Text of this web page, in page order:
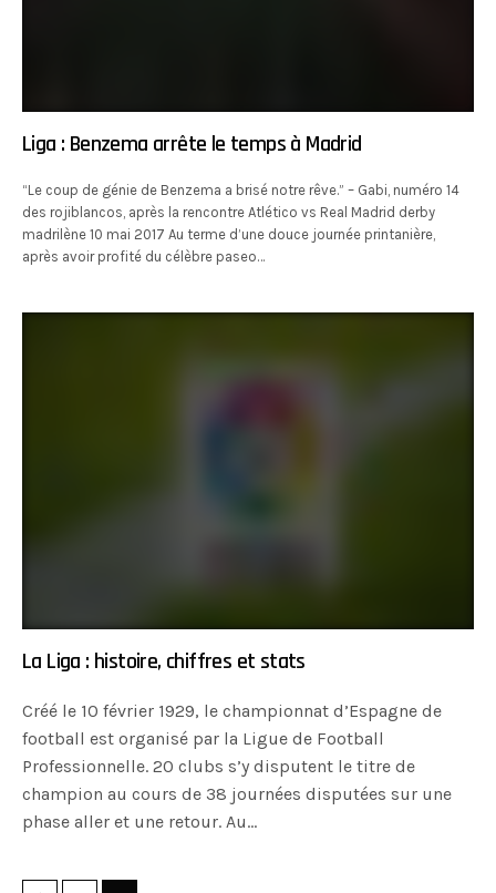
Liga : Benzema arrête le temps à Madrid
“Le coup de génie de Benzema a brisé notre rêve.” – Gabi, numéro 14
des rojiblancos, après la rencontre Atlético vs Real Madrid derby
madrilène 10 mai 2017 Au terme d’une douce journée printanière,
après avoir profité du célèbre paseo…
La Liga : histoire, chiffres et stats
Créé le 10 février 1929, le championnat d’Espagne de
football est organisé par la Ligue de Football
Professionnelle. 20 clubs s’y disputent le titre de
champion au cours de 38 journées disputées sur une
phase aller et une retour. Au…